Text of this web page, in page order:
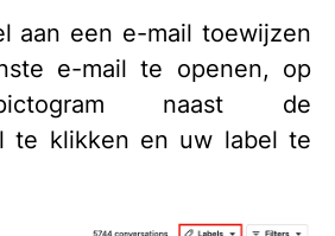
aan een e-mail toewijzen
e-mail te openen, op
naast de
te klikken en uw label te